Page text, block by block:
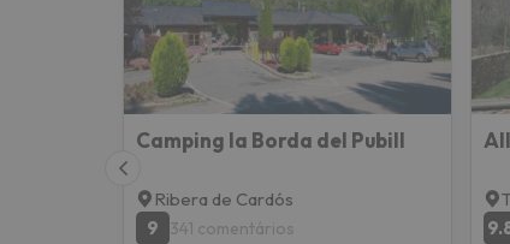
Camping la Borda del Pubill
Ribera de Cardós
9
341 comentários